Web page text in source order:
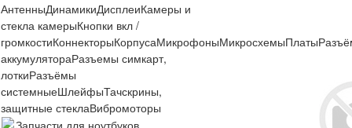
АнтенныДинамикиДисплеиКамеры и
стекла камерыКнопки вкл /
громкостиКоннекторыКорпусаМикрофоныМикросхемыПлаты
аккумулятораРазъемы симкарт,
лоткиРазъёмы
системныеШлейфыТачскрины,
защитные стеклаВибромоторы
Запчасти для ноутбуков